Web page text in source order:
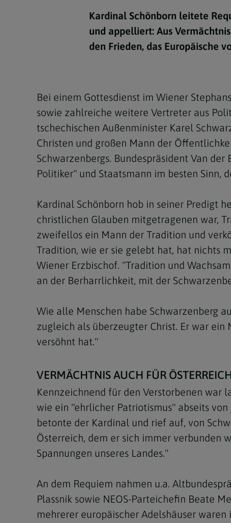
Fastenzeit
Karwoche
Christi
Pfingsten
Mariä
Telefonseelsorge
Personen
Pfarren
Kardinal Schönborn leitete
und appelliert: Aus
den Frieden, das Europäische
Bei einem Gottesdienst im Wiener
sowie zahlreiche weitere Vertreter aus
tschechischen Außenminister Karel
Christen und großen Mann der
Schwarzenbergs. Bundespräsident Van
Politiker" und Staatsmann im besten
Kardinal Schönborn hob in seiner Predigt
christlichen Glauben mitgetragenen war,
zweifellos ein Mann der Tradition und
Tradition, wie er sie gelebt hat, hat nichts
Wiener Erzbischof. "Tradition und
an der Berharrlichkeit, mit der
Wie alle Menschen habe Schwarzenberg
zugleich als überzeugter Christ. Er war
versöhnt hat."
VERMÄCHTNIS AUCH FÜR
Kennzeichnend für den Verstorbenen war
wie ein "ehrlicher Patriotismus" abseits
betonte der Kardinal und rief auf, von
Österreich, dem er sich immer verbunden
Spannungen unseres Landes."
An dem Requiem nahmen u.a.
Plassnik sowie NEOS-Parteichefin Beate
mehrerer europäischer Adelshäuser